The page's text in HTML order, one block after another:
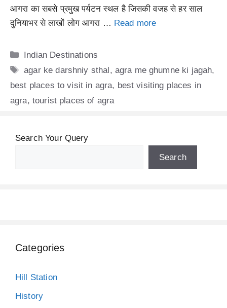
आगरा का सबसे प्रमुख पर्यटन स्थल है जिसकी वजह से हर साल
दुनियाभर से लाखों लोग आगरा … Read more
Categories
Indian Destinations
Tags
agar ke darshniy sthal, agra me ghumne ki jagah,
best places to visit in agra, best visiting places in
agra, tourist places of agra
Search Your Query
Search
Categories
Hill Station
History